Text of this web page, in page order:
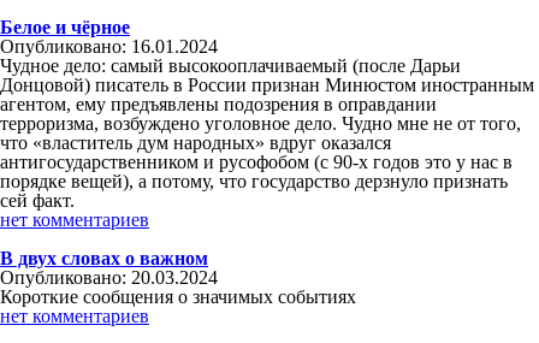
Белое и чёрное
Опубликовано: 16.01.2024
Чудное дело: самый высокооплачиваемый (после Дарьи
Донцовой) писатель в России признан Минюстом иностранным
агентом, ему предъявлены подозрения в оправдании
терроризма, возбуждено уголовное дело. Чудно мне не от того,
что «властитель дум народных» вдруг оказался
антигосударственником и русофобом (с 90-х годов это у нас в
порядке вещей), а потому, что государство дерзнуло признать
сей факт.
нет комментариев
В двух словах о важном
Опубликовано: 20.03.2024
Короткие сообщения о значимых событиях
нет комментариев